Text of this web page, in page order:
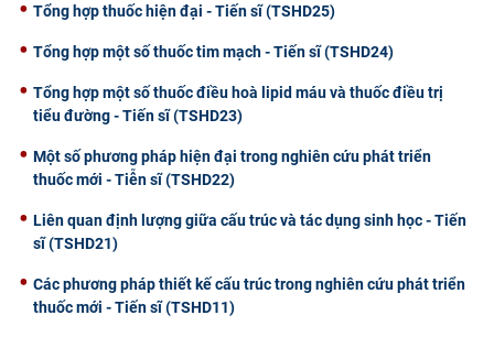
Tổng hợp thuốc hiện đại - Tiến sĩ (TSHD25)
Tổng hợp một số thuốc tim mạch - Tiến sĩ (TSHD24)
Tổng hợp một số thuốc điều hoà lipid máu và thuốc điều trị
tiểu đường - Tiến sĩ (TSHD23)
Một số phương pháp hiện đại trong nghiên cứu phát triển
thuốc mới - Tiễn sĩ (TSHD22)
Liên quan định lượng giữa cấu trúc và tác dụng sinh học - Tiến
sĩ (TSHD21)
Các phương pháp thiết kế cấu trúc trong nghiên cứu phát triển
thuốc mới - Tiến sĩ (TSHD11)